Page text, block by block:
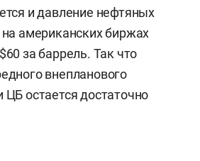
и давление нефтяных
американских биржах
за баррель. Так что
внепланового
ЦБ остается достаточно